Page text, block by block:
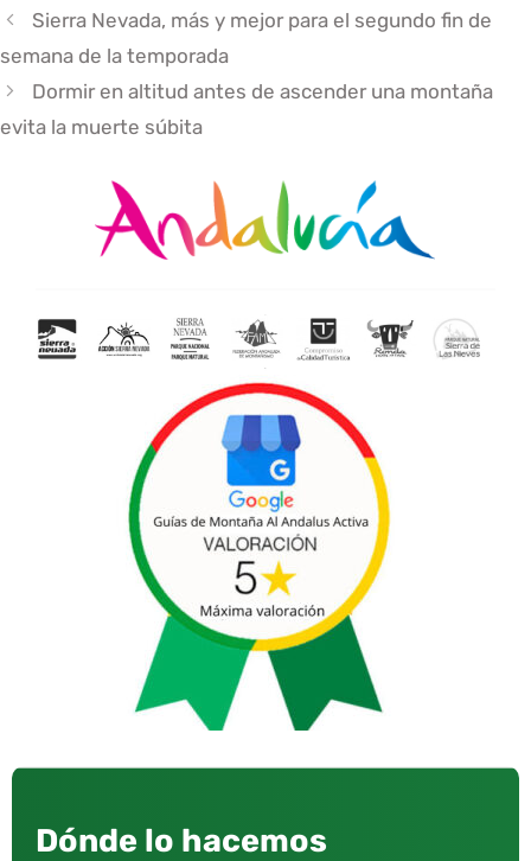
Sierra Nevada, más y mejor para el segundo fin de
semana de la temporada
Dormir en altitud antes de ascender una montaña
evita la muerte súbita
Dónde lo hacemos